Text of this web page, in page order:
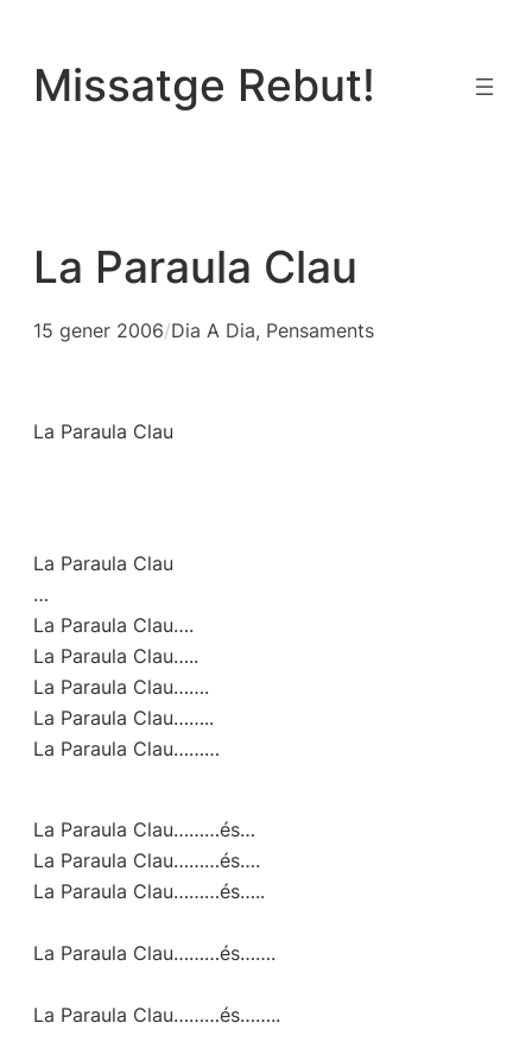
contingut
Missatge Rebut!
La Paraula Clau
15 gener 2006/Dia A Dia, Pensaments
La Paraula Clau
La Paraula Clau
…
La Paraula Clau….
La Paraula Clau…..
La Paraula Clau…….
La Paraula Clau……..
La Paraula Clau………
La Paraula Clau………és…
La Paraula Clau………és….
La Paraula Clau………és…..
La Paraula Clau………és…….
La Paraula Clau………és……..